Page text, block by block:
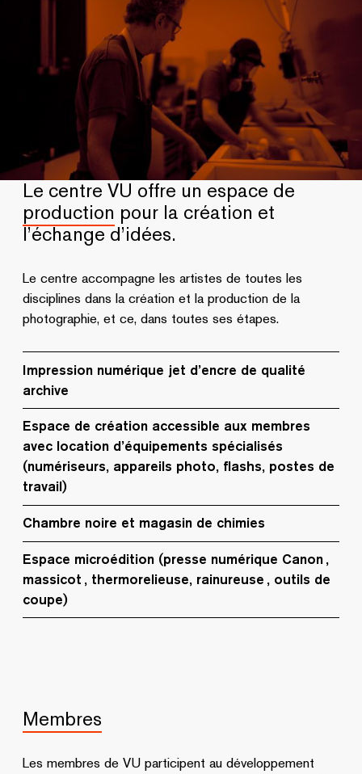
Le centre VU offre un espace de
production pour la création et
l’échange d’idées.
Le centre accompagne les artistes de toutes les
disciplines dans la création et la production de la
photographie, et ce, dans toutes ses étapes.
Impression numérique jet d’encre de qualité
archive
Espace de création accessible aux membres
avec location d’équipements spécialisés
(numériseurs, appareils photo, flashs, postes de
travail)
Chambre noire et magasin de chimies
Espace microédition (presse numérique Canon ,
massicot , thermorelieuse, rainureuse , outils de
coupe)
Membres
Les membres de VU participent au développement